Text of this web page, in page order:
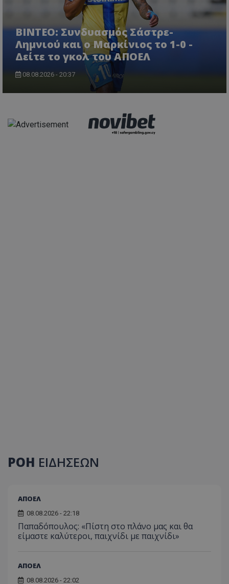
ΒΙΝΤΕΟ: Συνδυασμός Σάστρε-
Λημνιού και ο Μαρκίνιος το 1-0 -
Δείτε το γκολ του ΑΠΟΕΛ
08.08.2026 - 20:37
ΡΟΗ ΕΙΔΗΣΕΩΝ
ΑΠΟΕΛ
08.08.2026 - 22:18
Παπαδόπουλος: «Πίστη στο πλάνο μας και θα
είμαστε καλύτεροι, παιχνίδι με παιχνίδι»
ΑΠΟΕΛ
08.08.2026 - 22:02